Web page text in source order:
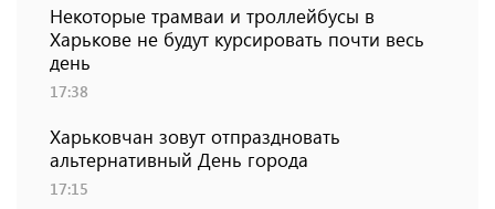
Некоторые трамваи и троллейбусы в
Харькове не будут курсировать почти весь
день
17:38
Харьковчан зовут отпраздновать
альтернативный День города
17:15